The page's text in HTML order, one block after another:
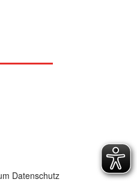
Datenschutz